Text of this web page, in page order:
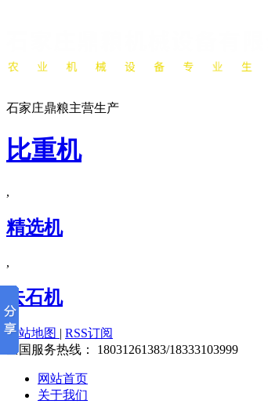
石家庄鼎粮主营生产
比重机
,
精选机
,
去石机
网站地图 | RSS订阅
全国服务热线： 18031261383/18333103999
网站首页
关于我们